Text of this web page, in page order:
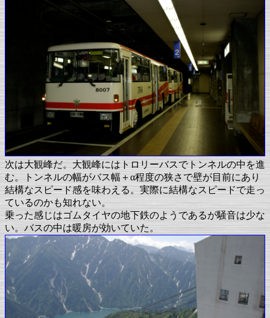
次は大観峰だ。大観峰にはトロリーバスでトンネルの中を進
む。トンネルの幅がバス幅＋α程度の狭さで壁が目前にあり
結構なスピード感を味わえる。実際に結構なスピードで走っ
ているのかも知れない。
乗った感じはゴムタイヤの地下鉄のようであるが騒音は少な
い。バスの中は暖房が効いていた。